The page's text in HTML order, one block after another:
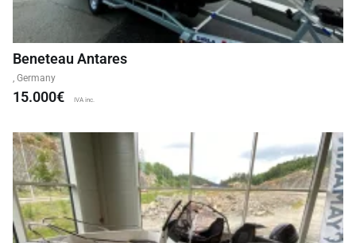
Beneteau Antares
, Germany
15.000€ IVA inc.